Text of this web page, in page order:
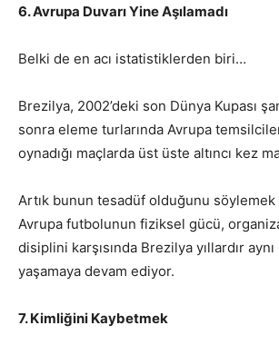
6. Avrupa Duvarı Yine Aşılamadı
Belki de en acı istatistiklerden biri…
Brezilya, 2002’deki son Dünya Kupası
sonra eleme turlarında Avrupa
oynadığı maçlarda üst üste altıncı kez
Artık bunun tesadüf olduğunu
Avrupa futbolunun fiziksel gücü,
disiplini karşısında Brezilya yıllardır aynı
yaşamaya devam ediyor.
7. Kimliğini Kaybetmek